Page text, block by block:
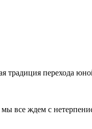
перехода
все ждем с